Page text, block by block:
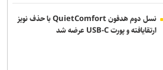
پیوست
نسل دوم هدفون QuietComfort با حذف نویز
ارتقایافته و پورت USB-C عرضه شد